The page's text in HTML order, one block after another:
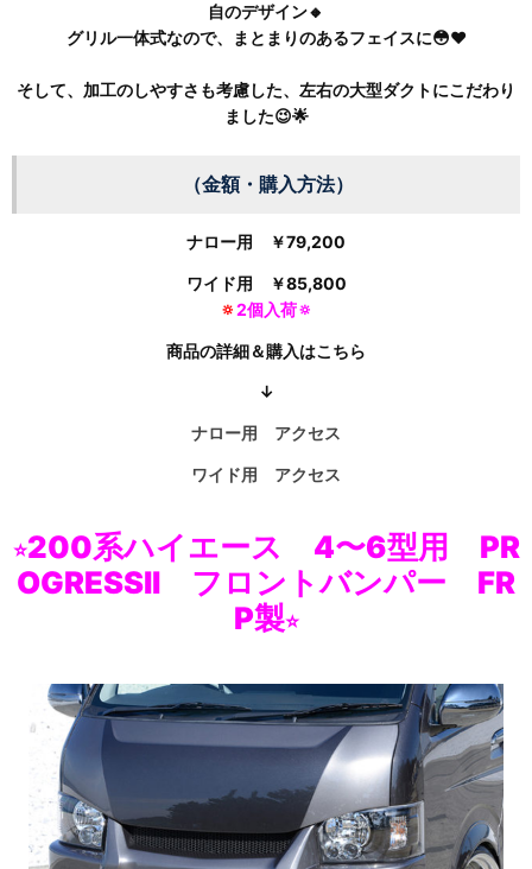
自のデザイン🔸
グリル一体式なので、まとまりのあるフェイスに😳❤
そして、加工のしやすさも考慮した、左右の大型ダクトにこだわり
ました😉🌟
（金額・購入方法）
ナロー用 ￥79,200
ワイド用 ￥85,800
🔅2個入荷🔅
商品の詳細＆購入はこちら
↓
ナロー用 アクセス
ワイド用 アクセス
⭐200系ハイエース 4〜6型用 PR
OGRESSII フロントバンパー FR
P製⭐